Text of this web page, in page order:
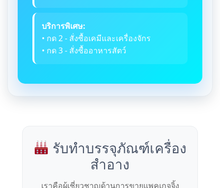
บริการพิเศษ:
• กด 2 - สั่งซื้อเคมีและเครื่องจักร
• กด 3 - สั่งซื้ออาหารสัตว์
รับทำบรรจุภัณฑ์เครื่อง
สำอาง
เราคือผู้เชี่ยวชาญด้านการขายแพคเกจจิ้ง